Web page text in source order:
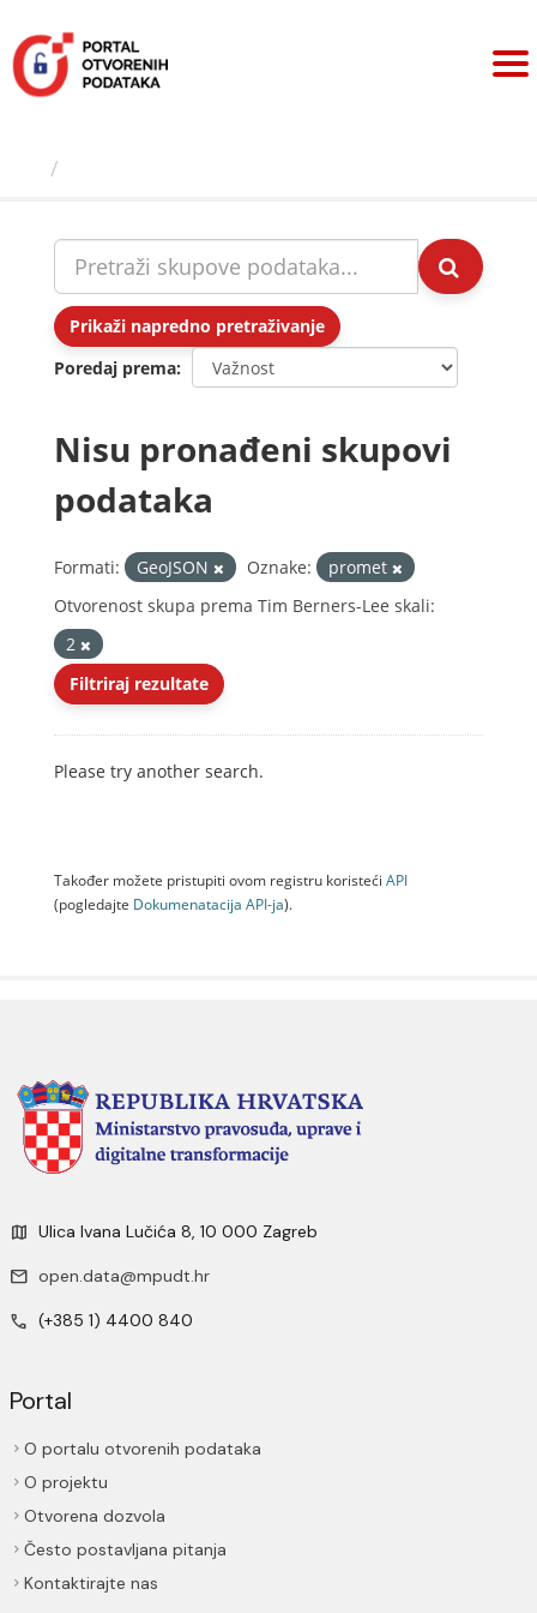
sadržaj
Prikaži napredno pretraživanje
Poredaj prema
Nisu pronađeni skupovi
podataka
Formati: GeoJSON Oznake:
promet
Otvorenost skupa prema Tim Berners-Lee skali:
2
Filtriraj rezultate
Please try another search.
Također možete pristupiti ovom registru koristeći API
(pogledajte Dokumenаtаcijа API-jа).